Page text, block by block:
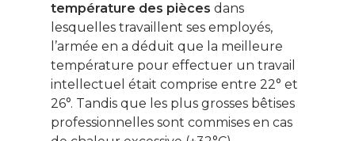
température des pièces dans
lesquelles travaillent ses employés,
l’armée en a déduit que la meilleure
température pour effectuer un travail
intellectuel était comprise entre 22° et
26°. Tandis que les plus grosses bêtises
professionnelles sont commises en cas